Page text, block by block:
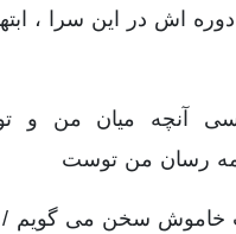
اش در این سرا ،
آنچه میان من و
رسان من توست
خاموش سخن می گویم /